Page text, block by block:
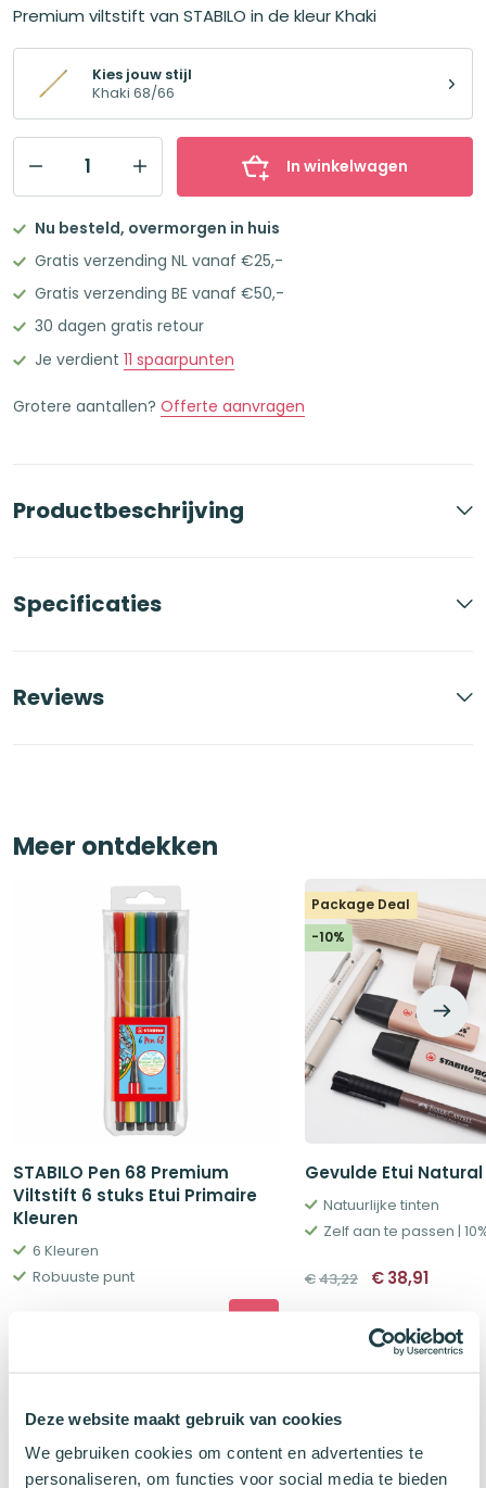
Deze website maakt gebruik van cookies
We gebruiken cookies om content en advertenties te
personaliseren, om functies voor social media te bieden
Premium viltstift van STABILO in de kleur Khaki
Kies jouw stijl
Khaki 68/66
68
Premium
Viltstift
-
khaki
aantal
In winkelwagen
Nu besteld, overmorgen in huis
Gratis verzending NL vanaf €25,-
Gratis verzending BE vanaf €50,-
30 dagen gratis retour
Je verdient 11 spaarpunten
Grotere aantallen? Offerte aanvragen
Productbeschrijving
Specificaties
Reviews
Meer ontdekken
STABILO Pen 68 Premium
Viltstift 6 stuks Etui Primaire
Kleuren
6 Kleuren
Robuuste punt
Package Deal
-10%
Gevulde Etui
Natuurlijke tinten
Zelf aan te passen |
€43,22 prijs
€38,91
Klanten kochten ook